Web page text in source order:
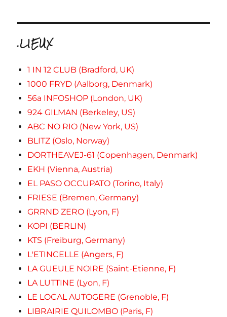
.LIEUX
1 IN 12 CLUB (Bradford, UK)
1000 FRYD (Aalborg, Denmark)
56a INFOSHOP (London, UK)
924 GILMAN (Berkeley, US)
ABC NO RIO (New York, US)
BLITZ (Oslo, Norway)
DORTHEAVEJ-61 (Copenhagen, Denmark)
EKH (Vienna, Austria)
EL PASO OCCUPATO (Torino, Italy)
FRIESE (Bremen, Germany)
GRRND ZERO (Lyon, F)
KOPI (BERLIN)
KTS (Freiburg, Germany)
L'ETINCELLE (Angers, F)
LA GUEULE NOIRE (Saint-Etienne, F)
LA LUTTINE (Lyon, F)
LE LOCAL AUTOGERE (Grenoble, F)
LIBRAIRIE QUILOMBO (Paris, F)